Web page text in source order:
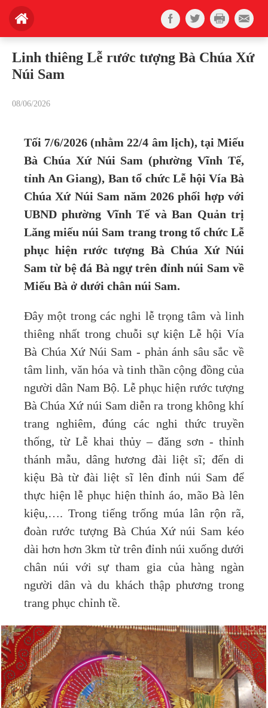
Linh thiêng Lễ rước tượng Bà Chúa Xứ
Núi Sam
08/06/2026
Tối 7/6/2026 (nhằm 22/4 âm lịch), tại Miếu
Bà Chúa Xứ Núi Sam (phường Vĩnh Tế,
tỉnh An Giang), Ban tổ chức Lễ hội Vía Bà
Chúa Xứ Núi Sam năm 2026 phối hợp với
UBND phường Vĩnh Tế và Ban Quản trị
Lăng miếu núi Sam trang trong tổ chức Lễ
phục hiện rước tượng Bà Chúa Xứ Núi
Sam từ bệ đá Bà ngự trên đỉnh núi Sam về
Miếu Bà ở dưới chân núi Sam.
Đây một trong các nghi lễ trọng tâm và linh
thiêng nhất trong chuỗi sự kiện Lễ hội Vía
Bà Chúa Xứ Núi Sam - phản ánh sâu sắc về
tâm linh, văn hóa và tinh thần cộng đồng của
người dân Nam Bộ. Lễ phục hiện rước tượng
Bà Chúa Xứ núi Sam diễn ra trong không khí
trang nghiêm, đúng các nghi thức truyền
thống, từ Lễ khai thủy – đăng sơn - thỉnh
thánh mẫu, dâng hương đài liệt sĩ; đến di
kiệu Bà từ đài liệt sĩ lên đỉnh núi Sam để
thực hiện lễ phục hiện thỉnh áo, mão Bà lên
kiệu,…. Trong tiếng trống múa lân rộn rã,
đoàn rước tượng Bà Chúa Xứ núi Sam kéo
dài hơn hơn 3km từ trên đỉnh núi xuống dưới
chân núi với sự tham gia của hàng ngàn
người dân và du khách thập phương trong
trang phục chỉnh tề.